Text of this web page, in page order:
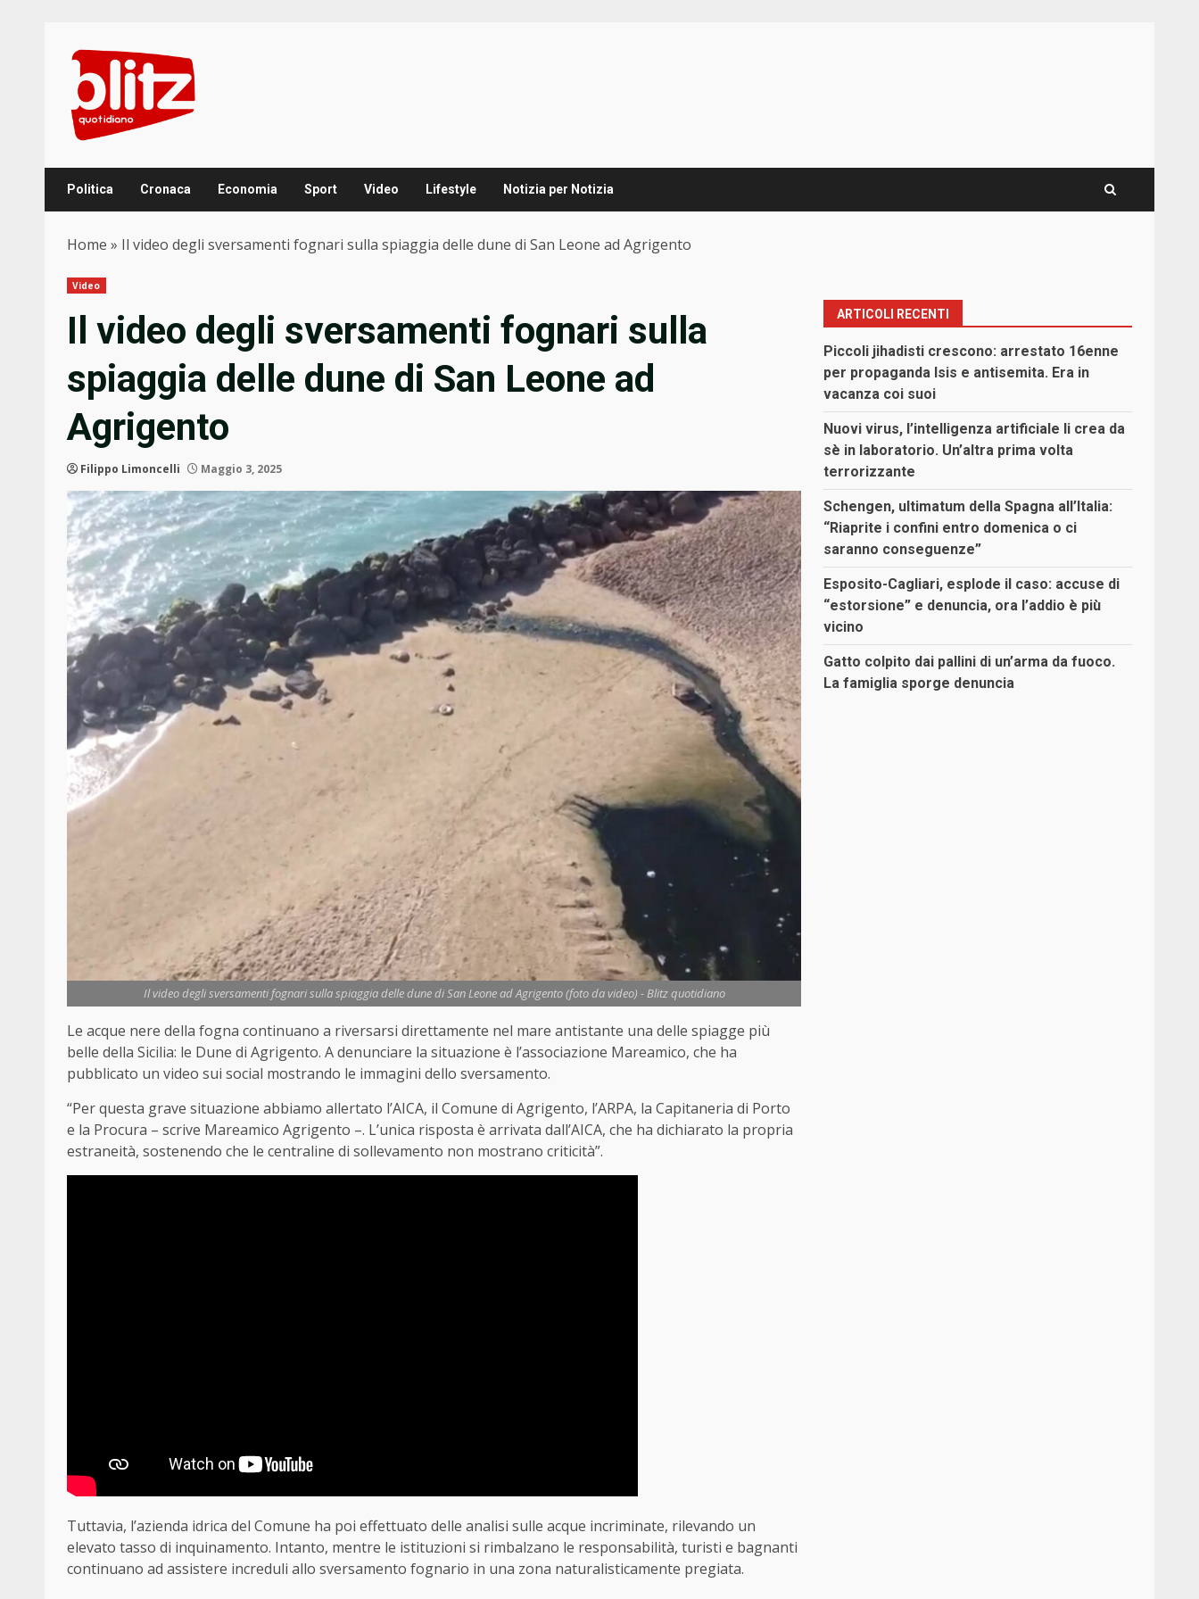
content
Politica Cronaca Economia Sport Video Lifestyle Notizia per Notizia
Home » Il video degli sversamenti fognari sulla spiaggia delle dune di San Leone ad Agrigento
Video
Il video degli sversamenti fognari sulla
spiaggia delle dune di San Leone ad
Agrigento
Filippo Limoncelli Maggio 3, 2025
Il video degli sversamenti fognari sulla spiaggia delle dune di San Leone ad Agrigento (foto da video) - Blitz quotidiano
Le acque nere della fogna continuano a riversarsi direttamente nel mare antistante una delle spiagge più
belle della Sicilia: le Dune di Agrigento. A denunciare la situazione è l’associazione Mareamico, che ha
pubblicato un video sui social mostrando le immagini dello sversamento.
“Per questa grave situazione abbiamo allertato l’AICA, il Comune di Agrigento, l’ARPA, la Capitaneria di Porto
e la Procura – scrive Mareamico Agrigento –. L’unica risposta è arrivata dall’AICA, che ha dichiarato la propria
estraneità, sostenendo che le centraline di sollevamento non mostrano criticità”.
Tuttavia, l’azienda idrica del Comune ha poi effettuato delle analisi sulle acque incriminate, rilevando un
elevato tasso di inquinamento. Intanto, mentre le istituzioni si rimbalzano le responsabilità, turisti e bagnanti
continuano ad assistere increduli allo sversamento fognario in una zona naturalisticamente pregiata.
ARTICOLI RECENTI
Piccoli jihadisti crescono: arrestato 16enne
per propaganda Isis e antisemita. Era in
vacanza coi suoi
Nuovi virus, l’intelligenza artificiale li crea da
sè in laboratorio. Un’altra prima volta
terrorizzante
Schengen, ultimatum della Spagna all’Italia:
“Riaprite i confini entro domenica o ci
saranno conseguenze”
Esposito-Cagliari, esplode il caso: accuse di
“estorsione” e denuncia, ora l’addio è più
vicino
Gatto colpito dai pallini di un’arma da fuoco.
La famiglia sporge denuncia